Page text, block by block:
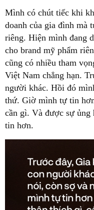
Mình có chút tiếc khi
doanh của gia đình mà
riêng. Hiện mình đang
cho brand mỹ phẩm
cũng có nhiều tham
Việt Nam chẳng hạn.
người khác. Hồi đó
thứ. Giờ mình tự tin
cần gì. Và được sự ủng
tin hơn.